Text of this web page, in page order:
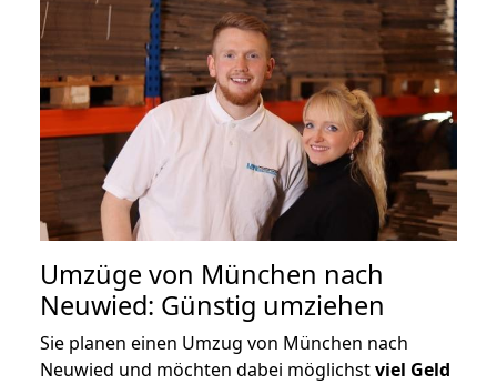
Umzüge von München nach
Neuwied: Günstig umziehen
Sie planen einen Umzug von München nach
Neuwied und möchten dabei möglichstviel Geld